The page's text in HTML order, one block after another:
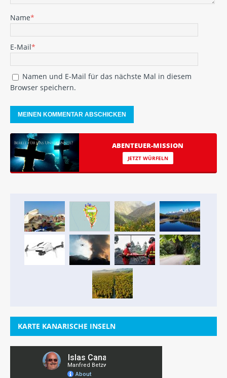
Name*
E-Mail*
Namen und E-Mail für das nächste Mal in diesem
Browser speichern.
ABENTEUER-MISSION
JETZT WÜRFELN
KARTE KANARISCHE INSELN